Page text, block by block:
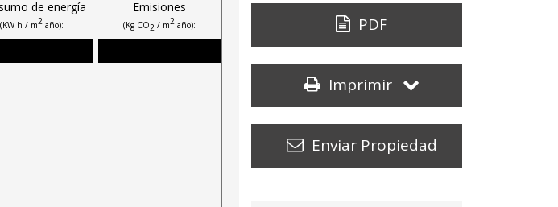
de energía
(KW h / m2año):
Emisiones
(Kg CO2 / m2 año): PDF
Imprimir
Enviar Propiedad